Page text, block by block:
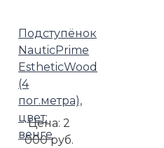
Подступёнок
NauticPrime
EstheticWood
(4
пог.метра),
цвет:
венге
Цена:2
000 руб.